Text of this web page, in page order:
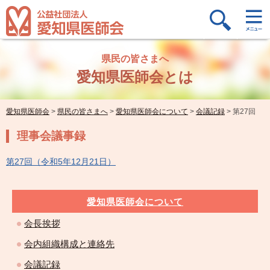
県民の皆さまへ
愛知県医師会とは
愛知県医師会 > 県民の皆さまへ > 愛知県医師会について > 会議記録 > 第27回
理事会議事録
第27回（令和5年12月21日）
愛知県医師会について
会長挨拶
会内組織構成と連絡先
会議記録